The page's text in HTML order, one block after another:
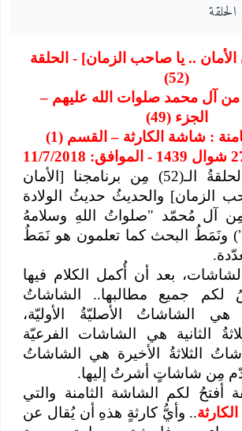
الأمان .. يا صاحب الزمان] - الحلقة
من آل محمد صلوات الله عليهم –
الجزء (49)
: شاشة الكارثة – القسم (1)
هذهِ هي الحلقةُ الـ(52) مِن برنامجنا [الأمان
الزمان] والحديثُ حديثُ الولادة
مِن آل مُحمّد "صلواتُ اللهِ وسلامهُ
ونَمَطُ البحث كما تعلمون هو نَمَطُ
بعد أن أُكمل الكلام فيها
لكم جميع مطالبها.. الشاشاتُ
هي الشاشاتُ الأصليّةُ الأوليّة،
الثانية هي الشاشات الفرعيّة
الثلاثةُ الأخيرة هي الشاشاتُ
مِن شاشاتٍ أشرتُ إليها.
أفتحُ لكم الشاشة الثامنة والتي
.. وأيُّ كارثةٍ هذهِ أن يُقال عن